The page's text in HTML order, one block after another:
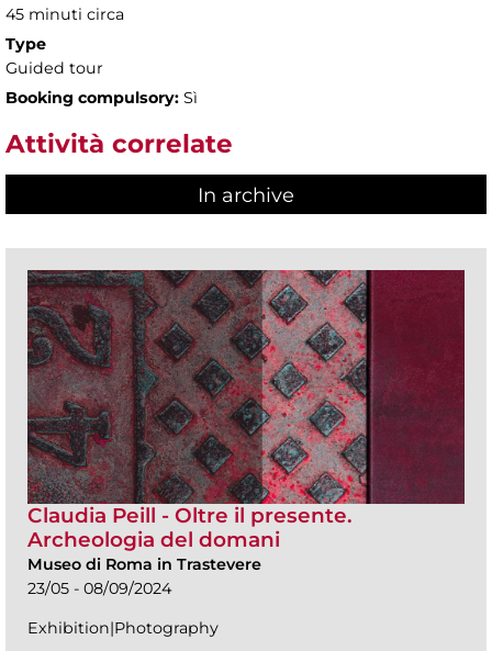
45 minuti circa
Type
Guided tour
Booking compulsory: Sì
Attività correlate
In archive
Claudia Peill - Oltre il presente.
Archeologia del domani
Museo di Roma in Trastevere
23/05 - 08/09/2024
Exhibition|Photography